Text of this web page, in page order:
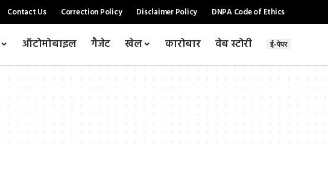
Contact Us Correction Policy Disclaimer Policy DNPA Code of Ethics
ऑटोमोबाइल गैजेट खेल कारोबार वेब स्टोरी ई-पेपर